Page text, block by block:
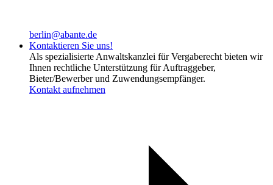
berlin@abante.de
Kontaktieren Sie uns!
Als spezialisierte Anwaltskanzlei für Vergaberecht bieten wir
Ihnen rechtliche Unterstützung für Auftraggeber,
Bieter/Bewerber und Zuwendungsempfänger.
Kontakt aufnehmen